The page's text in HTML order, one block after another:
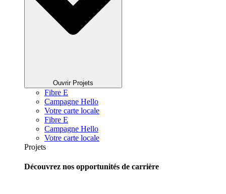
Ouvrir Projets
Fibre E
Campagne Hello
Votre carte locale
Fibre E
Campagne Hello
Votre carte locale
Projets
Découvrez nos opportunités de carrière